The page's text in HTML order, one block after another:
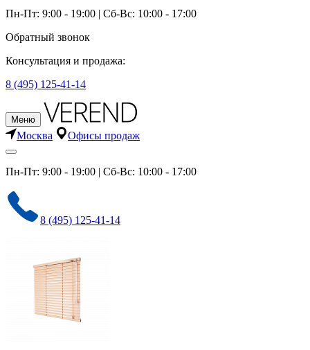
Пн-Пт: 9:00 - 19:00 | Сб-Вс: 10:00 - 17:00
Обратный звонок
Консультация и продажа:
8 (495) 125-41-14
Меню
Москва Офисы продаж
Пн-Пт: 9:00 - 19:00 | Сб-Вс: 10:00 - 17:00
8 (495) 125-41-14